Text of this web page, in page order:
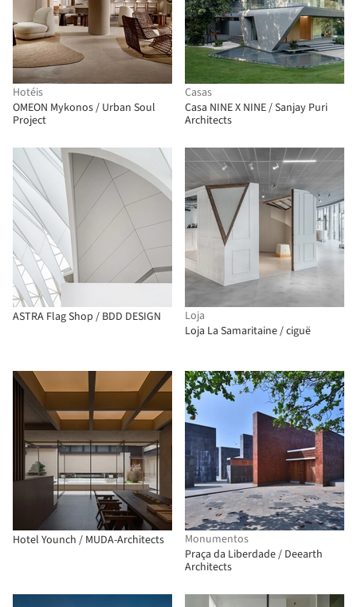
Hotéis
OMEON Mykonos / Urban Soul
Project
Casas
Casa NINE X NINE / Sanjay Puri
Architects
ASTRA Flag Shop / BDD DESIGN
Loja
Loja La Samaritaine / ciguë
Hotel Younch / MUDA-Architects
Monumentos
Praça da Liberdade / Deearth
Architects